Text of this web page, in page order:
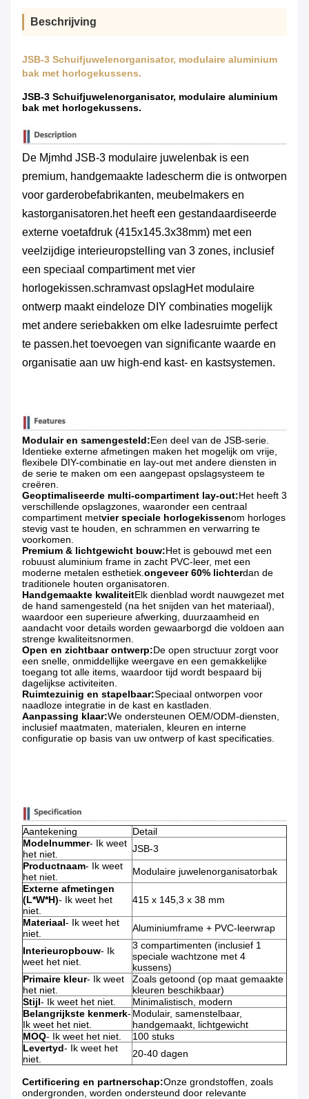
Beschrijving
JSB-3 Schuifjuwelenorganisator, modulaire aluminium
bak met horlogekussens.
JSB-3 Schuifjuwelenorganisator, modulaire aluminium
bak met horlogekussens.
De Mjmhd JSB-3 modulaire juwelenbak is een
premium, handgemaakte ladescherm die is ontworpen
voor garderobefabrikanten, meubelmakers en
kastorganisatoren.het heeft een gestandaardiseerde
externe voetafdruk (415x145.3x38mm) met een
veelzijdige interieuropstelling van 3 zones, inclusief
een speciaal compartiment met vier
horlogekissen.schramvast opslagHet modulaire
ontwerp maakt eindeloze DIY combinaties mogelijk
met andere seriebakken om elke ladesruimte perfect
te passen.het toevoegen van significante waarde en
organisatie aan uw high-end kast- en kastsystemen.
Modulair en samengesteld:Een deel van de JSB-serie.
Identieke externe afmetingen maken het mogelijk om vrije,
flexibele DIY-combinatie en lay-out met andere diensten in
de serie te maken om een aangepast opslagsysteem te
creëren.
Geoptimaliseerde multi-compartiment lay-out:Het heeft 3
verschillende opslagzones, waaronder een centraal
compartiment metvier speciale horlogekissenom horloges
stevig vast te houden, en schrammen en verwarring te
voorkomen.
Premium & lichtgewicht bouw:Het is gebouwd met een
robuust aluminium frame in zacht PVC-leer, met een
moderne metalen esthetiek. ongeveer 60% lichterdan de
traditionele houten organisatoren.
Handgemaakte kwaliteitElk dienblad wordt nauwgezet met
de hand samengesteld (na het snijden van het materiaal),
waardoor een superieure afwerking, duurzaamheid en
aandacht voor details worden gewaarborgd die voldoen aan
strenge kwaliteitsnormen.
Open en zichtbaar ontwerp:De open structuur zorgt voor
een snelle, onmiddellijke weergave en een gemakkelijke
toegang tot alle items, waardoor tijd wordt bespaard bij
dagelijkse activiteiten.
Ruimtezuinig en stapelbaar:Speciaal ontworpen voor
naadloze integratie in de kast en kastladen.
Aanpassing klaar:We ondersteunen OEM/ODM-diensten,
inclusief maatmaten, materialen, kleuren en interne
configuratie op basis van uw ontwerp of kast specificaties.
Aantekening
Detail
Modelnummer- Ik weet
het niet.
JSB-3
Productnaam- Ik weet
het niet.
Modulaire juwelenorganisatorbak
Externe afmetingen
(L*W*H)- Ik weet het
niet.
415 x 145,3 x 38 mm
Materiaal- Ik weet het
niet.
Aluminiumframe + PVC-leerwrap
Interieuropbouw- Ik
weet het niet.
3 compartimenten (inclusief 1
speciale wachtzone met 4
kussens)
Primaire kleur- Ik weet
het niet.
Zoals getoond (op maat gemaakte
kleuren beschikbaar)
Stijl- Ik weet het niet.
Minimalistisch, modern
Belangrijkste kenmerk-
Ik weet het niet.
Modulair, samenstelbaar,
handgemaakt, lichtgewicht
MOQ- Ik weet het niet.
100 stuks
Levertyd- Ik weet het
niet.
20-40 dagen
Certificering en partnerschap:Onze grondstoffen, zoals
ondergronden, worden ondersteund door relevante